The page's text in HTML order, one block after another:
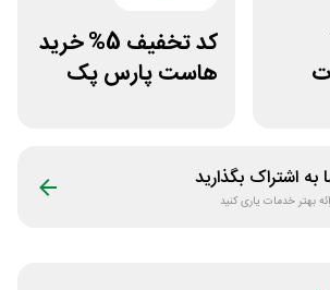
کد تخفیف 5% خرید
هاست پارس پک
به اشتراک بگذارید
بهتر خدمات یاری کنید